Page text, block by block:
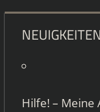
NEUIGKEITEN
Hilfe! – Meine